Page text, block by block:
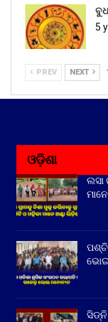
5
PREV NEXT
ଓଡ଼ିଶା
ଲସା
ସିଡ୍‌ନି